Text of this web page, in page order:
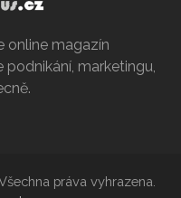
online magazín
marketingu,
práva vyhrazena.